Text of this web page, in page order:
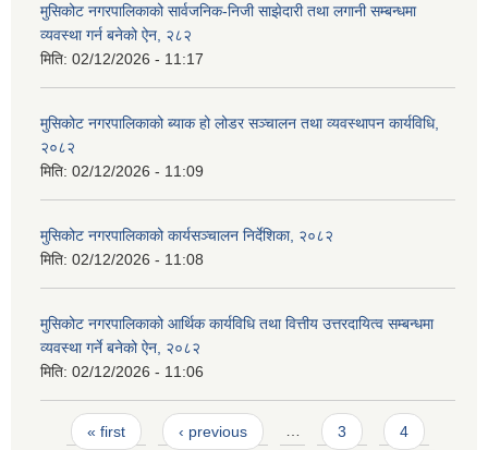
मुसिकोट नगरपालिकाको सार्वजनिक-निजी साझेदारी तथा लगानी सम्बन्धमा
व्यवस्था गर्न बनेको ऐन, २८२
मिति: 02/12/2026 - 11:17
मुसिकोट नगरपालिकाको ब्याक हो लोडर सञ्चालन तथा व्यवस्थापन कार्यविधि,
२०८२
मिति: 02/12/2026 - 11:09
मुसिकोट नगरपालिकाको कार्यसञ्चालन निर्देशिका, २०८२
मिति: 02/12/2026 - 11:08
मुसिकोट नगरपालिकाको आर्थिक कार्यविधि तथा वित्तीय उत्तरदायित्व सम्बन्धमा
व्यवस्था गर्ने बनेको ऐन, २०८२
मिति: 02/12/2026 - 11:06
Pages
« first ‹ previous … 3 4